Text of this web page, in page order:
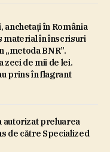
în România
material în înscrisuri
„metoda BNR”.
zeci de mii de lei.
prins în flagrant
autorizat preluarea
de către Specialized